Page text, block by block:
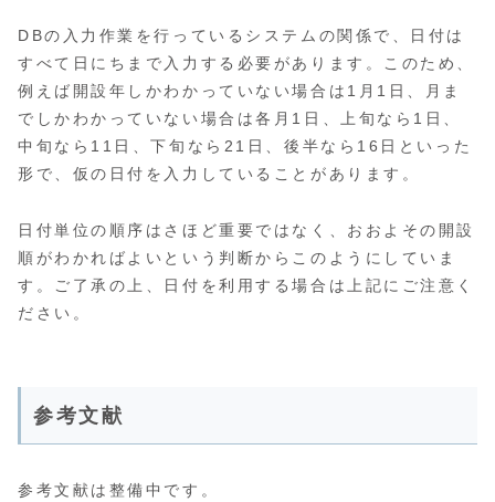
DBの入力作業を行っているシステムの関係で、日付は
すべて日にちまで入力する必要があります。このため、
例えば開設年しかわかっていない場合は1月1日、月ま
でしかわかっていない場合は各月1日、上旬なら1日、
中旬なら11日、下旬なら21日、後半なら16日といった
形で、仮の日付を入力していることがあります。
日付単位の順序はさほど重要ではなく、おおよその開設
順がわかればよいという判断からこのようにしていま
す。ご了承の上、日付を利用する場合は上記にご注意く
ださい。
参考文献
参考文献は整備中です。